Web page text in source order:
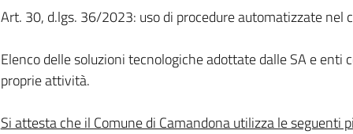
Art. 30, d.lgs. 36/2023: uso di procedure automatizzate nel
Elenco delle soluzioni tecnologiche adottate dalle SA e enti
proprie attività.
Si attesta che il Comune di Camandona utilizza le